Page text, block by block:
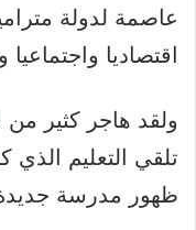
عاصمة لدولة
اقتصاديا واجتماعيا
ولقد هاجر كثير من
تلقي التعليم الذي
ظهور مدرسة